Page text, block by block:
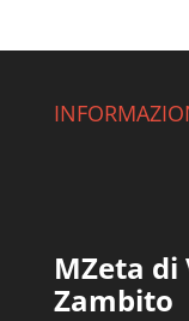
MZeta di
Zambito